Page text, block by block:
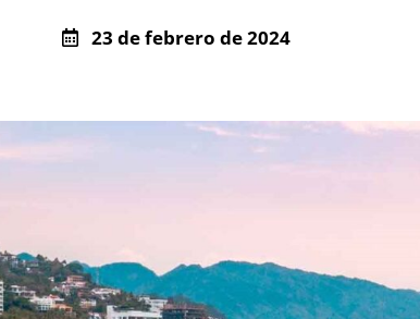
23 de febrero de 2024